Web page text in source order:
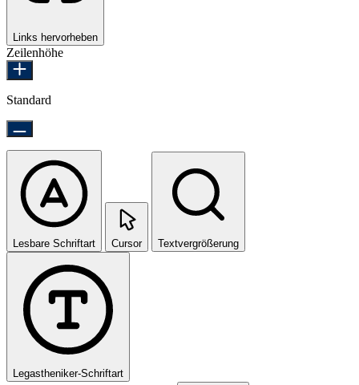
Links hervorheben
Zeilenhöhe
Standard
Lesbare Schriftart Cursor Textvergrößerung
Legastheniker-Schriftart